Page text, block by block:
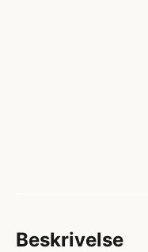
Beskrivelse